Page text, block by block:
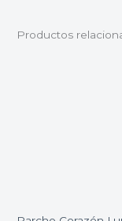
Productos